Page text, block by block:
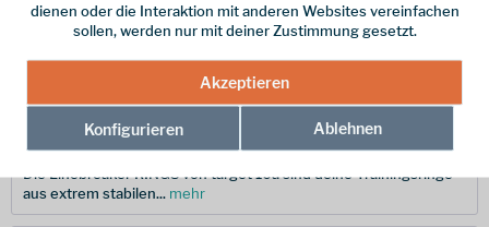
Merken
talbRINGS000
Beschreibung
Die Linebreaker RINGS von target 10a sind deine Trainingsringe
aus extrem stabilen... mehr
dienen oder die Interaktion mit anderen Websites vereinfachen
sollen, werden nur mit deiner Zustimmung gesetzt.
Akzeptieren
Konfigurieren Ablehnen